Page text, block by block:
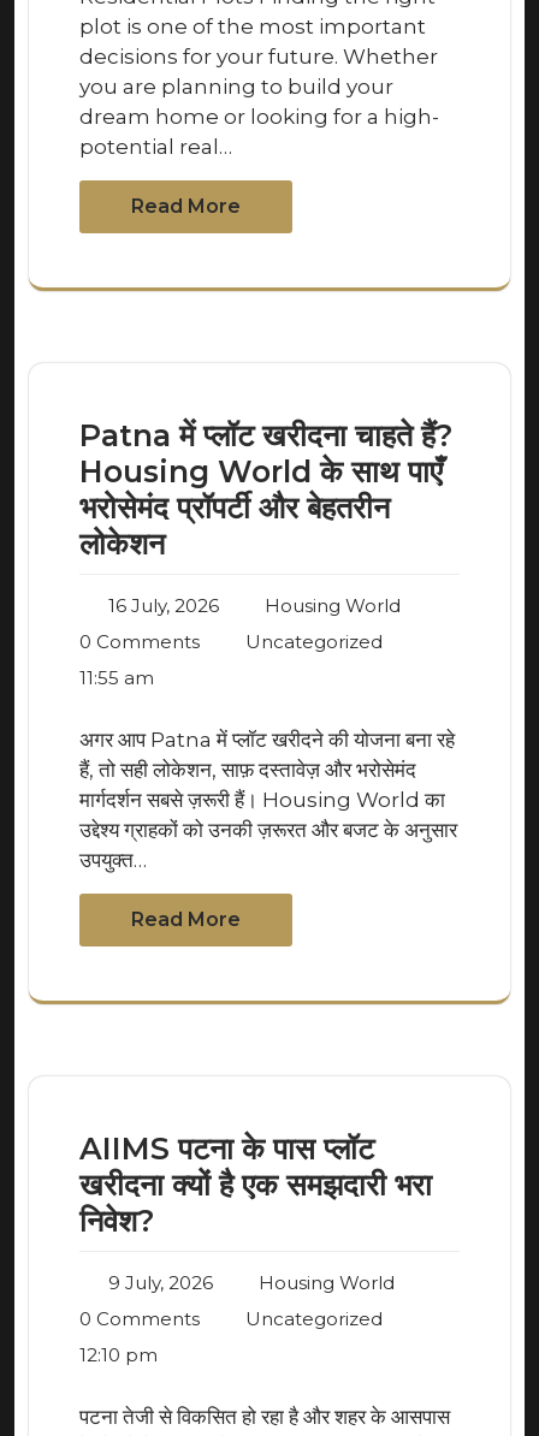
plot is one of the most important
decisions for your future. Whether
you are planning to build your
dream home or looking for a high-
potential real…
Read More
Patna में प्लॉट खरीदना चाहते हैं?
Housing World के साथ पाएँ
भरोसेमंद प्रॉपर्टी और बेहतरीन
लोकेशन
16 July, 2026
Housing World
0 Comments
Uncategorized
11:55 am
अगर आप Patna में प्लॉट खरीदने की योजना बना रहे
हैं, तो सही लोकेशन, साफ़ दस्तावेज़ और भरोसेमंद
मार्गदर्शन सबसे ज़रूरी हैं। Housing World का
उद्देश्य ग्राहकों को उनकी ज़रूरत और बजट के अनुसार
उपयुक्त…
Read More
AIIMS पटना के पास प्लॉट
खरीदना क्यों है एक समझदारी भरा
निवेश?
9 July, 2026
Housing World
0 Comments
Uncategorized
12:10 pm
पटना तेजी से विकसित हो रहा है और शहर के आसपास